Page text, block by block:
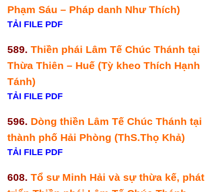
Phạm Sáu – Pháp danh Như Thích)
TẢI FILE PDF
589. Thiền phái Lâm Tế Chúc Thánh tại
Thừa Thiên – Huế (Tỳ kheo Thích Hạnh
Tánh)
TẢI FILE PDF
596. Dòng thiền Lâm Tế Chúc Thánh tại
thành phố Hải Phòng (ThS.Thọ Khả)
TẢI FILE PDF
608. Tổ sư Minh Hải và sự thừa kế, phát